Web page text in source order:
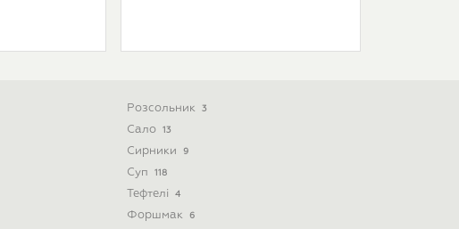
Розсольник 3
Сало 13
Сирники 9
Суп 118
Тефтелі 4
Форшмак 6